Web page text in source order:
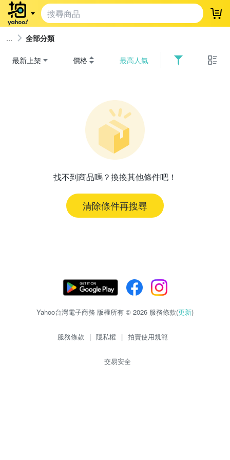
登
全部分類
最新上架 價格 最高人氣
找不到商品嗎？換換其他條件吧！
清除條件再搜尋
Yahoo台灣電子商務 版權所有 © 2026 服務條款(更新)
服務條款 | 隱私權 | 拍賣使用規範
交易安全